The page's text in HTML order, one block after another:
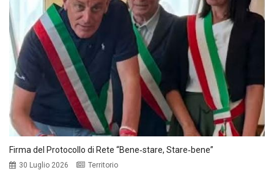
Firma del Protocollo di Rete “Bene‑stare, Stare‑bene”
30 Luglio 2026 Territorio